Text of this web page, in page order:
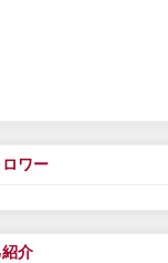
ワー
紹介